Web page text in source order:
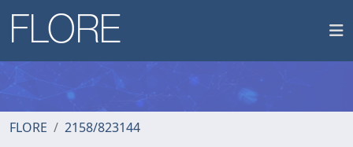
FLORE 2158/823144